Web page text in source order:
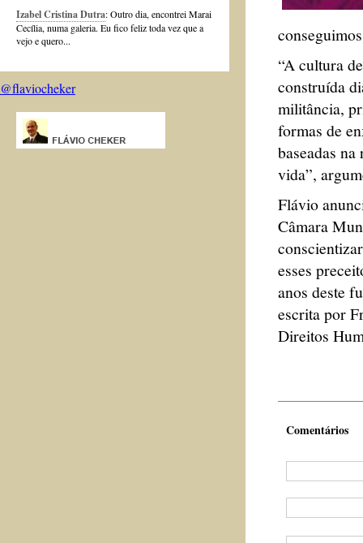
Izabel Cristina Dutra: Outro dia, encontrei Marai
Cecília, numa galeria. Eu fico feliz toda vez que a
vejo e quero...
@flaviocheker
“A cultura
construída
militância,
formas de
baseadas
vida”,
Flávio
Câmara
esses
anos deste
escrita por
Direitos
Comentários